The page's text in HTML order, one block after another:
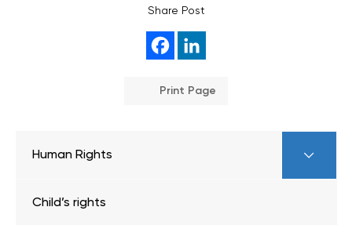
Share Post
Print Page
Human Rights
Child’s rights